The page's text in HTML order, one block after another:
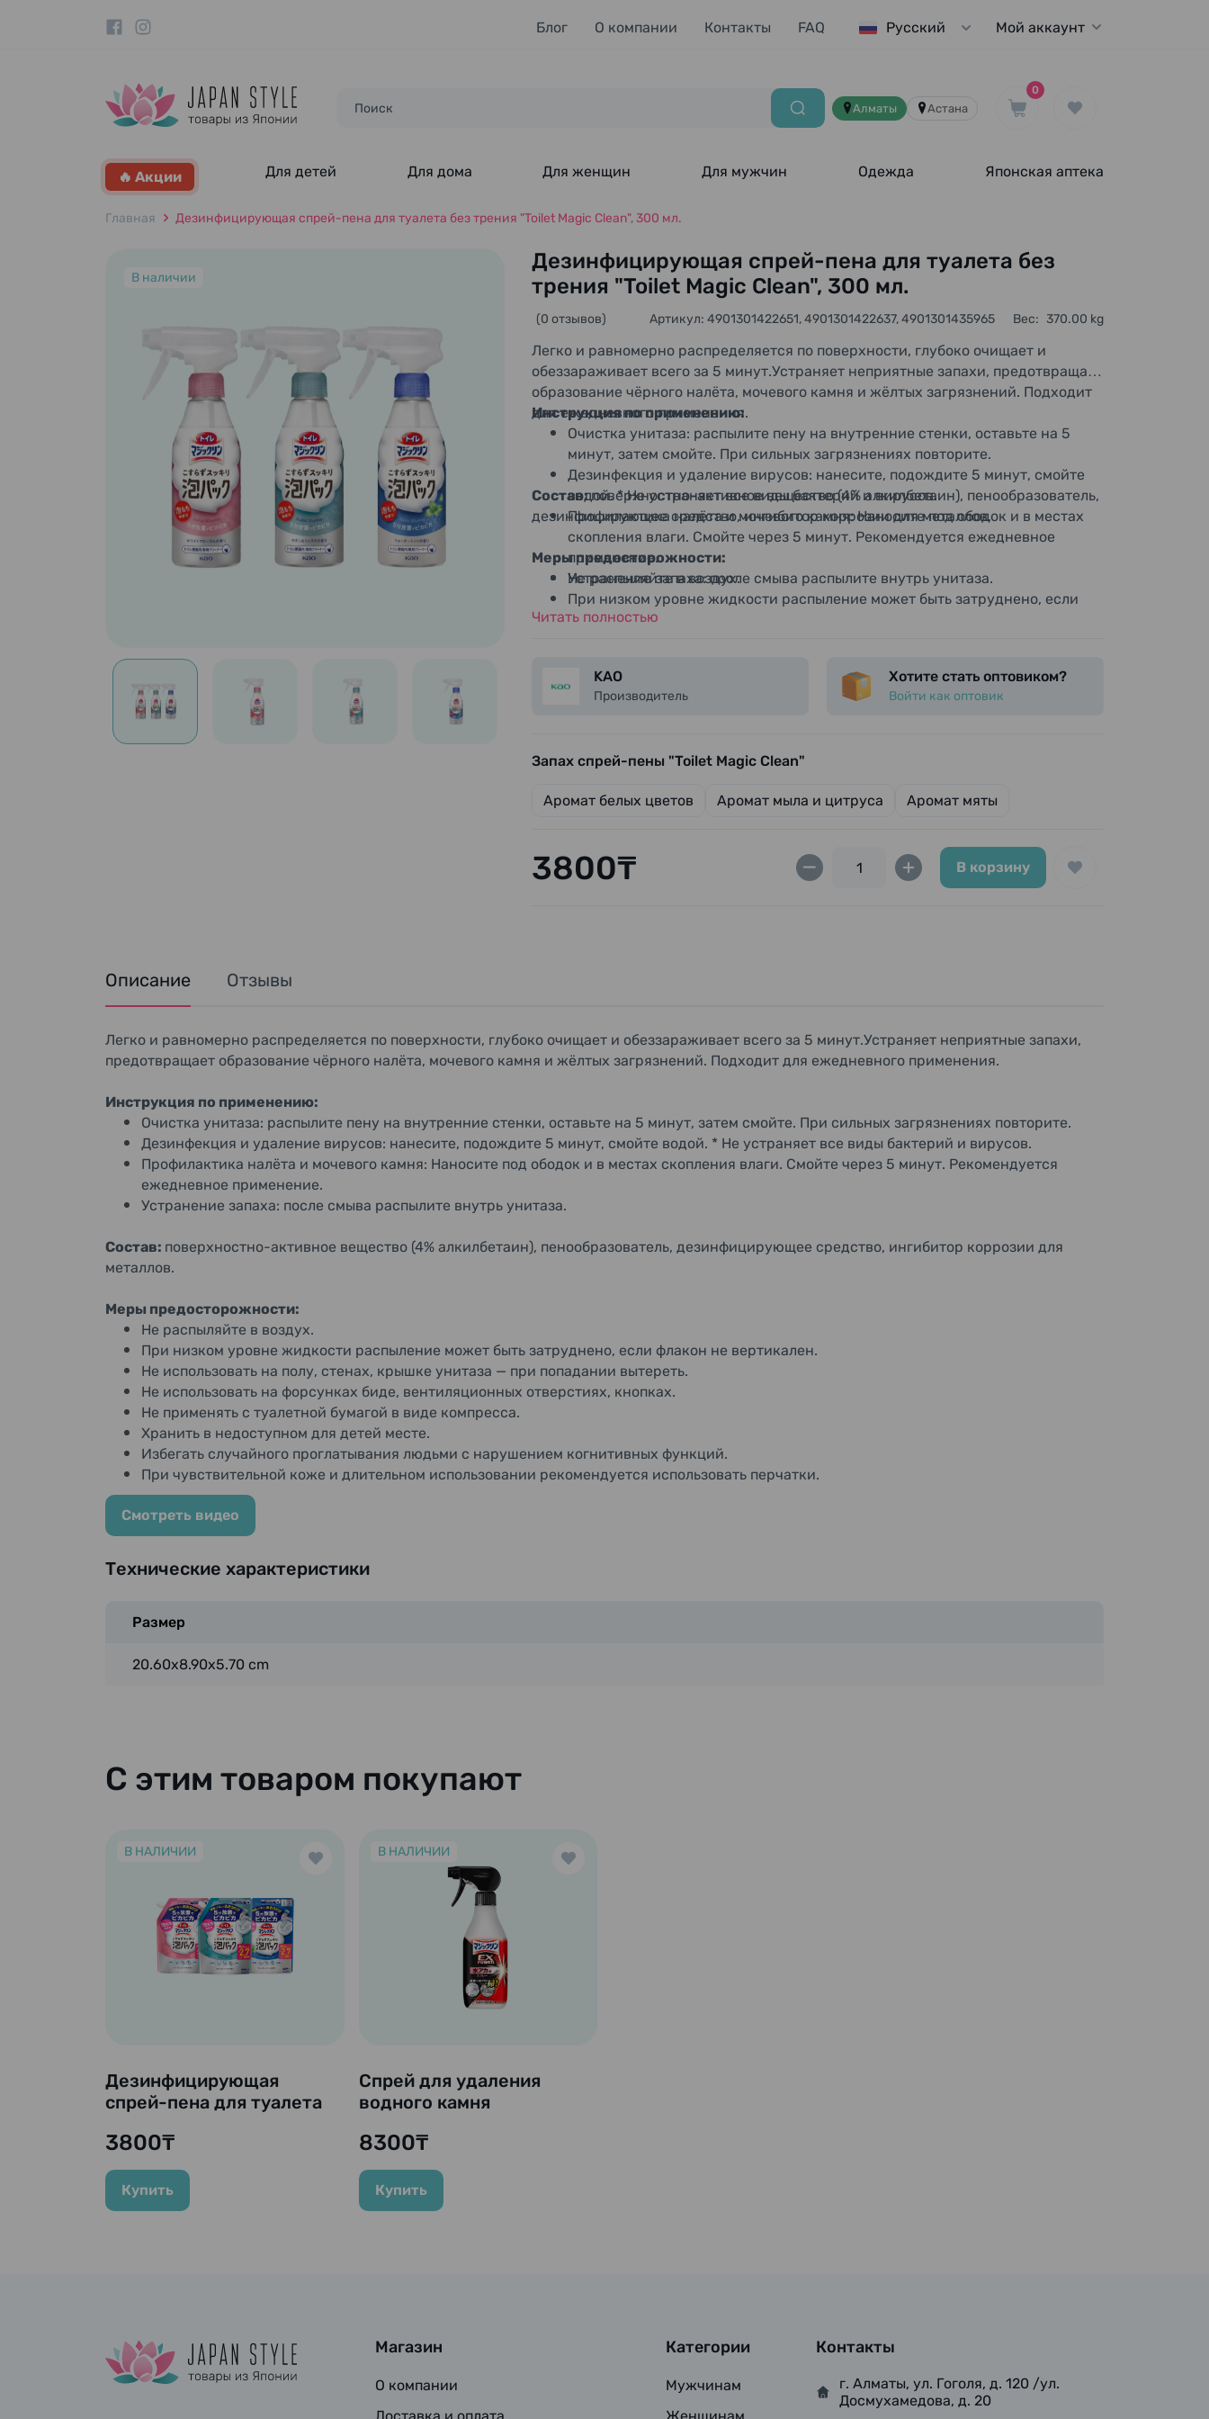
Алматы Астана
0
Блог О компании Контакты FAQ Русский Мой аккаунт
🔥 Акции Для детей Для дома Для женщин Для мужчин Одежда Японская аптека
Главная Дезинфицирующая спрей-пена для туалета без трения "Toilet Magic Clean", 300 мл.
В наличии
Дезинфицирующая спрей-пена для туалета без
трения "Toilet Magic Clean", 300 мл.
(0 отзывов) Артикул: 4901301422651, 4901301422637, 4901301435965 Вес: 370.00 kg
Легко и равномерно распределяется по поверхности, глубоко очищает и
обеззараживает всего за 5 минут.Устраняет неприятные запахи, предотвращает
образование чёрного налёта, мочевого камня и жёлтых загрязнений. Подходит
для ежедневного применения.
Инструкция по применению:
Очистка унитаза: распылите пену на внутренние стенки, оставьте на 5
минут, затем смойте. При сильных загрязнениях повторите.
Дезинфекция и удаление вирусов: нанесите, подождите 5 минут, смойте
водой. * Не устраняет все виды бактерий и вирусов.
Профилактика налёта и мочевого камня: Наносите под ободок и в местах
скопления влаги. Смойте через 5 минут. Рекомендуется ежедневное
применение.
Устранение запаха: после смыва распылите внутрь унитаза.
Состав:поверхностно-активное вещество (4% алкилбетаин), пенообразователь,
дезинфицирующее средство, ингибитор коррозии для металлов.
Меры предосторожности:
Не распыляйте в воздух.
При низком уровне жидкости распыление может быть затруднено, если
флакон не вертикален.
Не использовать на форсунках биде, вентиляционных отверстиях, кнопках.
Не применять с туалетной бумагой в виде компресса.
функций.
использовать перчатки.
Читать полностью
KAO
Производитель
Хотите стать оптовиком?
Войти как оптовик
Запах спрей-пены "Toilet Magic Clean"
Аромат белых цветов Аромат мыла и цитруса Аромат мяты
3800₸ В корзину
Описание Отзывы
Легко и равномерно распределяется по поверхности, глубоко очищает и обеззараживает всего за 5 минут.Устраняет неприятные запахи,
предотвращает образование чёрного налёта, мочевого камня и жёлтых загрязнений. Подходит для ежедневного применения.
Инструкция по применению:
Очистка унитаза: распылите пену на внутренние стенки, оставьте на 5 минут, затем смойте. При сильных загрязнениях повторите.
Дезинфекция и удаление вирусов: нанесите, подождите 5 минут, смойте водой. * Не устраняет все виды бактерий и вирусов.
Профилактика налёта и мочевого камня: Наносите под ободок и в местах скопления влаги. Смойте через 5 минут. Рекомендуется
ежедневное применение.
Устранение запаха: после смыва распылите внутрь унитаза.
Состав: поверхностно-активное вещество (4% алкилбетаин), пенообразователь, дезинфицирующее средство, ингибитор коррозии для
металлов.
Меры предосторожности:
Не распыляйте в воздух.
При низком уровне жидкости распыление может быть затруднено, если флакон не вертикален.
Не использовать на полу, стенах, крышке унитаза — при попадании вытереть.
Не использовать на форсунках биде, вентиляционных отверстиях, кнопках.
Не применять с туалетной бумагой в виде компресса.
Хранить в недоступном для детей месте.
Избегать случайного проглатывания людьми с нарушением когнитивных функций.
При чувствительной коже и длительном использовании рекомендуется использовать перчатки.
Смотреть видео
Технические характеристики
Размер
20.60x8.90x5.70 cm
С этим товаром покупают
В НАЛИЧИИ
Дезинфицирующая
спрей-пена для туалета
Clean", 660 мл (Сменный
блок)
3800₸
Купить
В НАЛИЧИИ
Спрей для удаления
водного камня
400 мл
8300₸
Купить
Магазин
О компании
Категории
Мужчинам
Контакты
г. Алматы, ул. Гоголя, д. 120 /ул.
Досмухамедова, д. 20